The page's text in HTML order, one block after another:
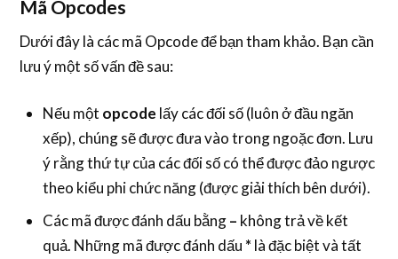
Mã Opcodes
Dưới đây là các mã Opcode để bạn tham khảo. Bạn cần
lưu ý một số vấn đề sau:
Nếu một opcode lấy các đối số (luôn ở đầu ngăn
xếp), chúng sẽ được đưa vào trong ngoặc đơn. Lưu
ý rằng thứ tự của các đối số có thể được đảo ngược
theo kiểu phi chức năng (được giải thích bên dưới).
Các mã được đánh dấu bằng– không trả về kết
quả. Những mã được đánh dấu * là đặc biệt và tất